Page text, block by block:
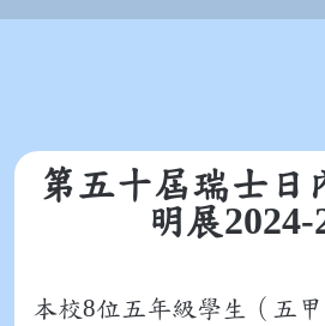
第五十屆瑞士日
明展2024-
本校8位五年級學生（五